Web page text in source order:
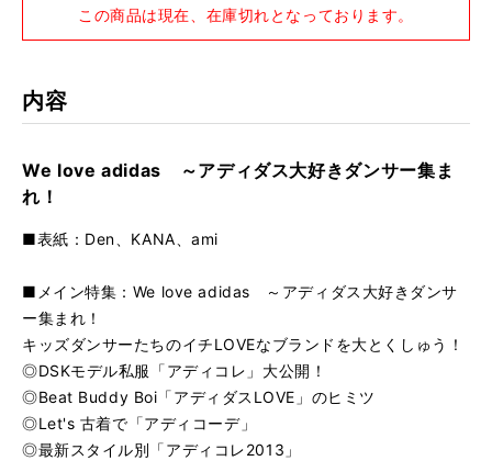
この商品は現在、在庫切れとなっております。
内容
We love adidas ～アディダス大好きダンサー集ま
れ！
■表紙：Den 、KANA、ami
■メイン特集：We love adidas ～アディダス大好きダンサ
ー集まれ！
キッズダンサーたちのイチLOVEなブランドを大とくしゅう！
◎DSKモデル私服「アディコレ」大公開！
◎Beat Buddy Boi「アディダスLOVE」のヒミツ
◎Let's 古着で「アディコーデ」
◎最新スタイル別「アディコレ2013」